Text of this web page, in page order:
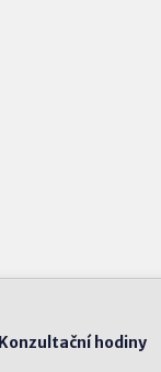
Konzultační hodiny